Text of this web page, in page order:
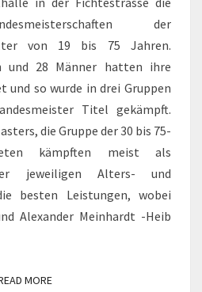
der
von 19 bis 75 Jahren.
und 28 Männer hatten ihre
und so wurde in drei Gruppen
Titel gekämpft.
die Gruppe der 30 bis 75-
kämpften meist als
jeweiligen Alters- und
besten Leistungen, wobei
Alexander Meinhardt -Heib
MOREREAD MORE